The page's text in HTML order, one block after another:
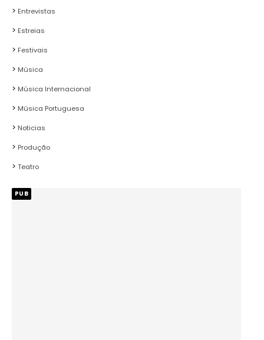
Entrevistas
Estreias
Festivais
Música
Música Internacional
Música Portuguesa
Noticias
Produção
Teatro
PUB